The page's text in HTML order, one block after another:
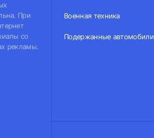
При
со
рекламы.
Военная техника
Подержанные автомобили